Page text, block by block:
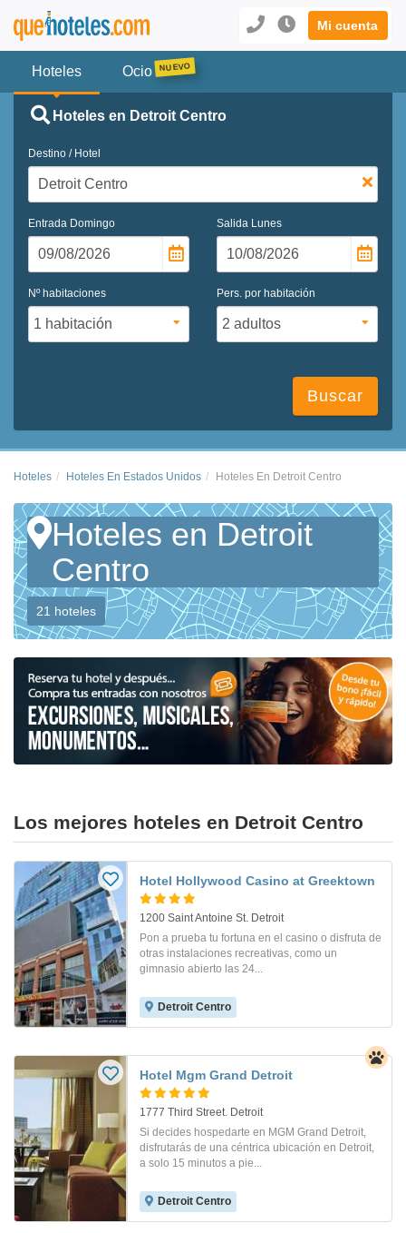
Mi cuenta
Hoteles Ocio
Hoteles en Detroit Centro
Destino / Hotel
Entrada Domingo Salida Lunes
Nº habitaciones Pers. por habitación
Buscar
Hoteles Hoteles En Estados Unidos Hoteles En Detroit Centro
Hoteles en Detroit
Centro
21 hoteles
Los mejores hoteles en Detroit Centro
Hotel Hollywood Casino at Greektown
1200 Saint Antoine St. Detroit
Pon a prueba tu fortuna en el casino o disfruta de
otras instalaciones recreativas, como un
gimnasio abierto las 24...
Detroit Centro
Hotel Mgm Grand Detroit
1777 Third Street. Detroit
Si decides hospedarte en MGM Grand Detroit,
disfrutarás de una céntrica ubicación en Detroit,
a solo 15 minutos a pie...
Detroit Centro